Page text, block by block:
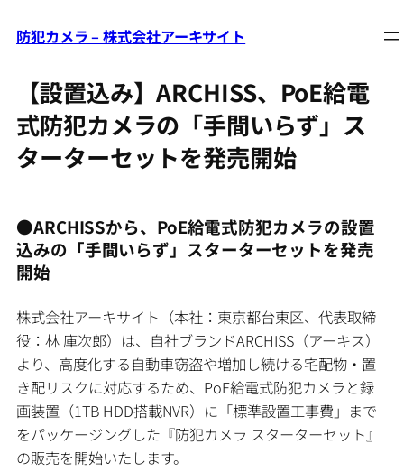
内
キ
ッ
防犯カメラ – 株式会社アーキサイト
【設置込み】ARCHISS、PoE給電
式防犯カメラの「手間いらず」ス
ターターセットを発売開始
●ARCHISSから、PoE給電式防犯カメラの設置
込みの「手間いらず」スターターセットを発売
開始
株式会社アーキサイト（本社：東京都台東区、代表取締
役：林 庫次郎）は、自社ブランドARCHISS（アーキス）
より、高度化する自動車窃盗や増加し続ける宅配物・置
き配リスクに対応するため、PoE給電式防犯カメラと録
画装置（1TB HDD搭載NVR）に「標準設置工事費」まで
をパッケージングした『防犯カメラ スターターセット』
の販売を開始いたします。